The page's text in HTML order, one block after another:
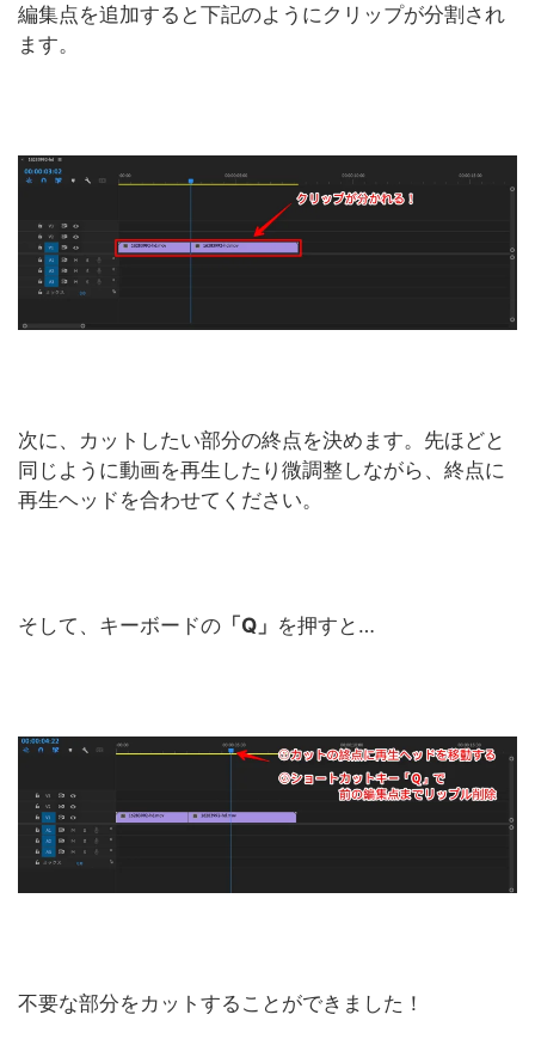
編集点を追加すると下記のようにクリップが分割され
ます。
次に、カットしたい部分の終点を決めます。先ほどと
同じように動画を再生したり微調整しながら、終点に
再生ヘッドを合わせてください。
そして、キーボードの 「Q」 を押すと…
不要な部分をカットすることができました！